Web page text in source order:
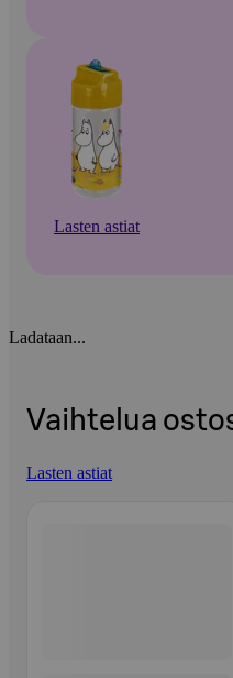
Lasten astiat
Ladataan...
Vaihtelua
Lasten astiat